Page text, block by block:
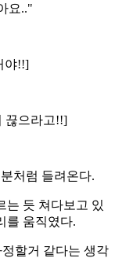
요.."
야!!]
끊으라고!!]
처럼 들려온다.
는 듯 쳐다보고 있
를 움직였다.
할거 같다는 생각